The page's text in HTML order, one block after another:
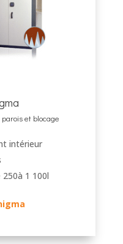
et blocage
intérieur
1 100l